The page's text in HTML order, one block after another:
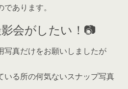
あります。
会がしたい！📷
写真だけをお願いしましたが
いる所の何気ないスナップ写真